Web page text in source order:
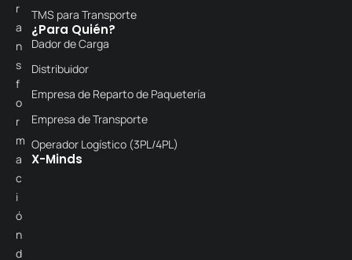
r
a
n
s
f
o
r
m
a
c
i
ó
n
d
TMS para Transporte
¿Para Quién?
Dador de Carga
Distribuidor
Empresa de Reparto de Paquetería
Empresa de Transporte
Operador Logístico (3PL/4PL)
X-Minds